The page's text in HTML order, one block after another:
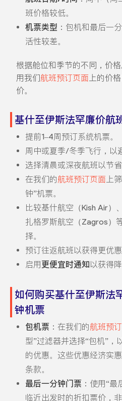
班价格较低。
机票类型 ：包机和最后一
活性较差。
根据舱位和季节的不同，价
用我们航班预订页面 上的价
价。
基什至伊斯法罕廉价航
提前1–4周预订系统机票。
周中或夏季/冬季飞行，以
选择清晨或深夜航班以节省
在我们的航班预订页面 上
钟”机票。
比较基什航空（Kish Air）
扎格罗斯航空（Zagros）
择。
预订往返航班以获得更优惠
启用更便宜时通知以获得降
如何购买基什至伊斯法
钟机票
包机票：在我们的航班预
型”过滤器并选择“包机”，
的优惠。这些优惠经济实
条款。
最后一分钟门票：使用“最
临近出发时的折扣票价，